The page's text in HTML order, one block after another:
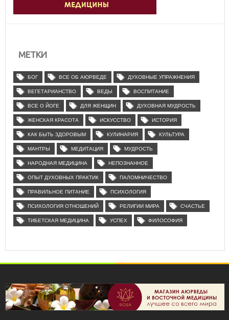
МЕТКИ
БОГ ВСЕ ОБ АЮРВЕДЕ ДУХОВНЫЕ УПРАЖНЕНИЯ
ВЕГЕТАРИАНСТВО ВЕДЫ ВОСПИТАНИЕ
ВСЕ О ЙОГЕ ДЛЯ ЖЕНЩИН ДУХОВНАЯ МУДРОСТЬ
ЖЕНСКАЯ КРАСОТА ИСКУССТВО ИСТОРИЯ
КАК БЫТЬ ЗДОРОВЫМ КУЛИНАРИЯ КУЛЬТУРА
МАНТРЫ МЕДИТАЦИЯ МУДРОСТЬ
НАРОДНАЯ МЕДИЦИНА НЕПОЗНАННОЕ
ОПЫТ ДУХОВНЫХ ПРАКТИК ПАЛОМНИЧЕСТВО
ПРАВИЛЬНОЕ ПИТАНИЕ ПСИХОЛОГИЯ
ПСИХОЛОГИЯ ОТНОШЕНИЙ РЕЛИГИИ МИРА СЧАСТЬЕ
ТИБЕТСКАЯ МЕДИЦИНА УСПЕХ ФИЛОСОФИЯ